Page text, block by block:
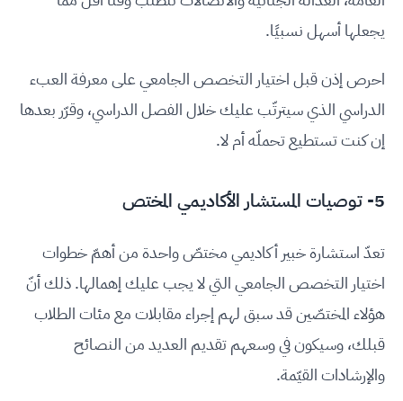
يجعلها أسهل نسبيًا.
احرص إذن قبل اختيار التخصص الجامعي على معرفة العبء
الدراسي الذي سيترتّب عليك خلال الفصل الدراسي، وقرّر بعدها
إن كنت تستطيع تحملّه أم لا.
5- توصيات المستشار الأكاديمي المختص
تعدّ استشارة خبير أكاديمي مختصّ واحدة من أهمّ خطوات
اختيار التخصص الجامعي التي لا يجب عليك إهمالها. ذلك أنّ
هؤلاء المختصّين قد سبق لهم إجراء مقابلات مع مئات الطلاب
قبلك، وسيكون في وسعهم تقديم العديد من النصائح
والإرشادات القيّمة.